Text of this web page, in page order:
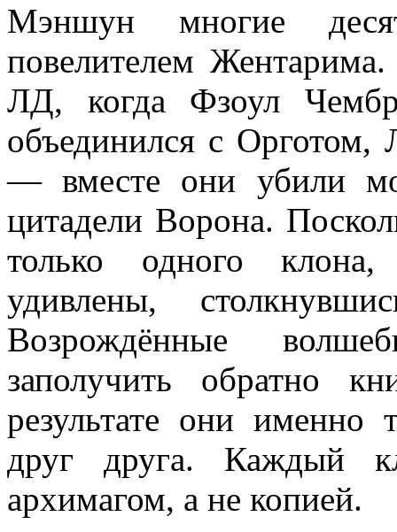
Мэншун многие
повелителем
ЛД, когда Фзоул
объединился с Орготом,
— вместе они убили
цитадели Ворона.
только одного
удивлены,
Возрождённые
заполучить обратно
результате они именно
друг друга. Каждый
архимагом, а не копией.